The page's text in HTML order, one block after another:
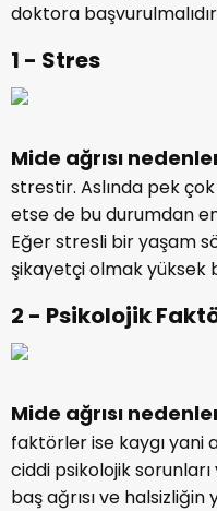
doktora
1 - Stres
Mide ağrısı
strestir. Aslında pek
etse de bu durumdan
Eğer stresli bir yaşam
şikayetçi olmak yüksek
2 - Psikolojik
Mide ağrısı
faktörler ise kaygı yani
ciddi psikolojik
baş ağrısı ve halsizliğin